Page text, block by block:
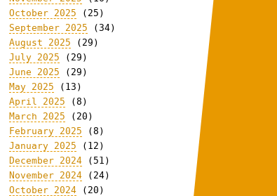
October 2025 (25)
September 2025 (34)
August 2025 (29)
July 2025 (29)
June 2025 (29)
May 2025 (13)
April 2025 (8)
March 2025 (20)
February 2025 (8)
January 2025 (12)
December 2024 (51)
November 2024 (24)
October 2024 (20)